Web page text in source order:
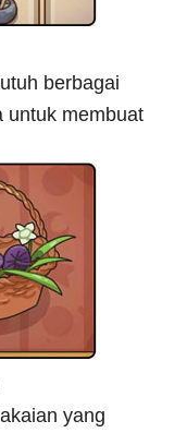
berbagai
untuk membuat
yang